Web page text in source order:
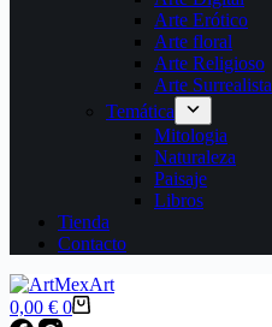
Arte Erótico
Arte floral
Arte Religioso
Arte Surrealista
Temática
Mitologia
Naturaleza
Paisaje
Libros
Tienda
Contacto
Carro
0,00 € 0